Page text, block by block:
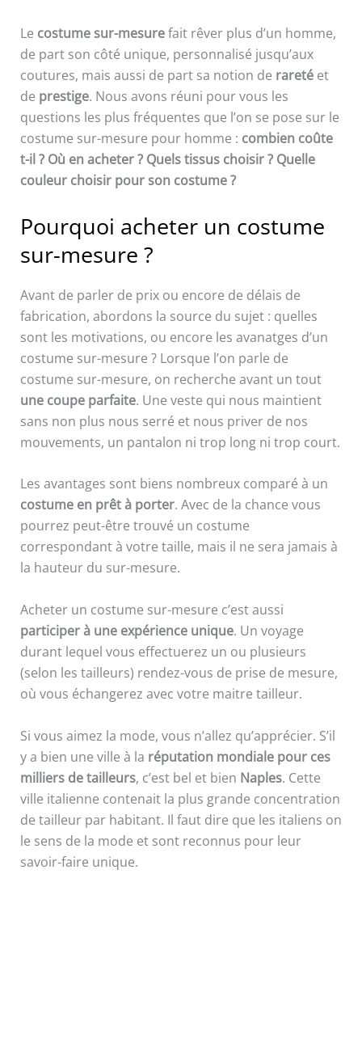
Le costume sur-mesurefait rêver plus d’un homme,
de part son côté unique, personnalisé jusqu’aux
coutures, mais aussi de part sa notion de rareté et
de prestige. Nous avons réuni pour vous les
questions les plus fréquentes que l’on se pose sur le
costume sur-mesure pour homme : combien coûte
t-il ? Où en acheter ? Quels tissus choisir ? Quelle
couleur choisir pour son costume ?
Pourquoi acheter un costume
sur-mesure ?
Avant de parler de prix ou encore de délais de
fabrication, abordons la source du sujet : quelles
sont les motivations, ou encore les avanatges d’un
costume sur-mesure ? Lorsque l’on parle de
costume sur-mesure, on recherche avant un tout
une coupe parfaite. Une veste qui nous maintient
sans non plus nous serré et nous priver de nos
mouvements, un pantalon ni trop long ni trop court.
Les avantages sont biens nombreux comparé à un
costume en prêt à porter. Avec de la chance vous
pourrez peut-être trouvé un costume
correspondant à votre taille, mais il ne sera jamais à
la hauteur du sur-mesure.
Acheter un costume sur-mesure c’est aussi
participer à une expérience unique. Un voyage
durant lequel vous effectuerez un ou plusieurs
(selon les tailleurs) rendez-vous de prise de mesure,
où vous échangerez avec votre maitre tailleur.
Si vous aimez la mode, vous n’allez qu’apprécier. S’il
y a bien une ville à la réputation mondiale pour ces
milliers de tailleurs, c’est bel et bien Naples. Cette
ville italienne contenait la plus grande concentration
de tailleur par habitant. Il faut dire que les italiens on
le sens de la mode et sont reconnus pour leur
savoir-faire unique.